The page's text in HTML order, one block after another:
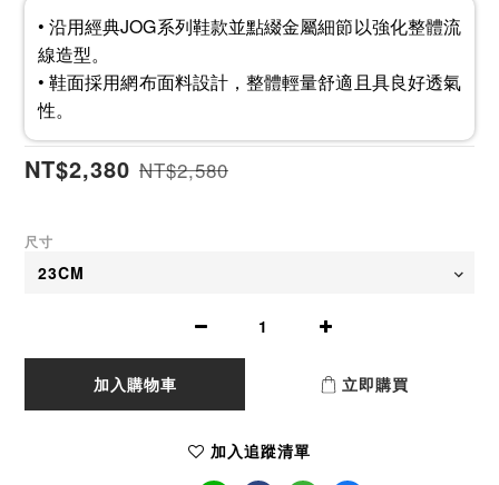
• 沿用經典JOG系列鞋款並點綴金屬細節以強化整體流
線造型。
• 鞋面採用網布面料設計，整體輕量舒適且具良好透氣
性。
NT$2,380 NT$2,580
尺寸
加入購物車 立即購買
加入追蹤清單